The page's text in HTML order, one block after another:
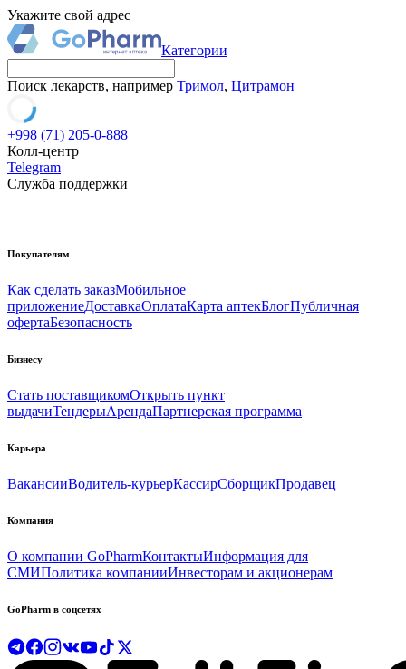
Укажите свой адрес
Категории
Поиск лекарств, например Тримол, Цитрамон
+998 (71) 205-0-888
Колл-центр
Telegram
Служба поддержки
Покупателям
Как сделать заказМобильное
приложениеДоставкаОплатаКарта аптекБлогПубличная
офертаБезопасность
Бизнесу
Стать поставщикомОткрыть пункт
выдачиТендерыАрендаПартнерская программа
Карьера
ВакансииВодитель-курьерКассирСборщикПродавец
Компания
О компании GoPharmКонтактыИнформация для
СМИПолитика компанииИнвесторам и акционерам
GoPharm в соцсетях